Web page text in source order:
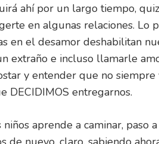
ahí por un largo tiempo,
en algunas relaciones. Lo
en el desamor deshabilitan
extraño e incluso llamarle
y entender que no
DECIDIMOS entregarnos.
aprende a caminar, paso